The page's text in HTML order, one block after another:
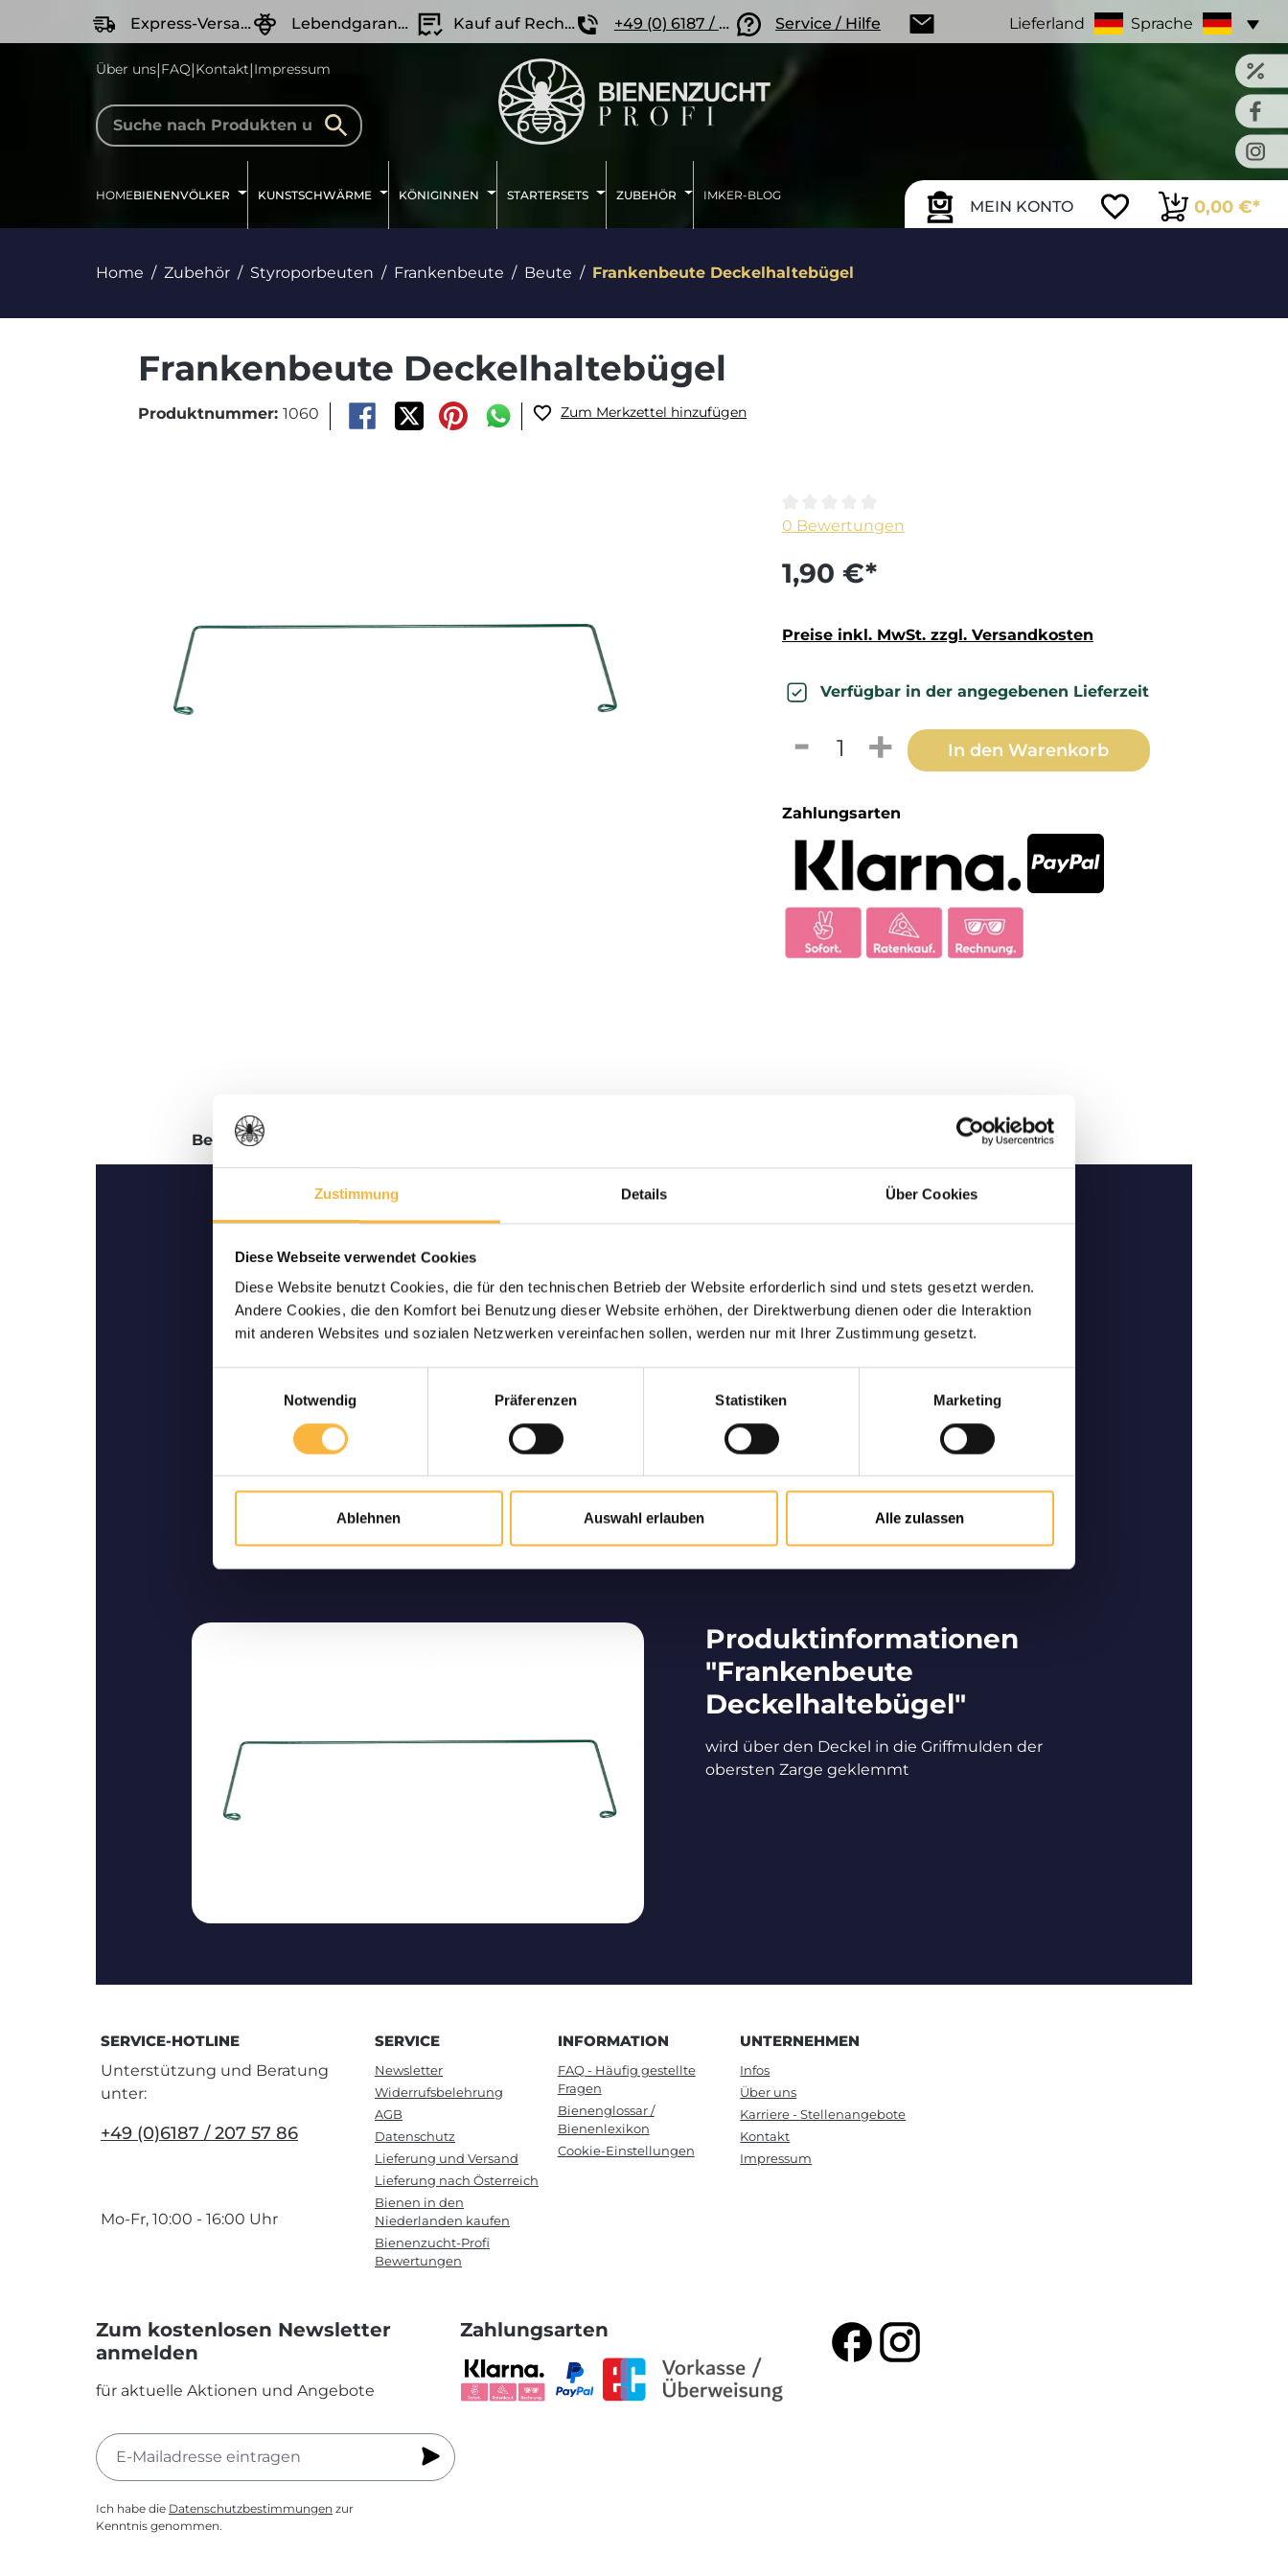
Zustimmung Details Über Cookies
Diese Webseite verwendet Cookies
Diese Website benutzt Cookies, die für den technischen Betrieb der Website erforderlich sind und stets gesetzt werden.
Andere Cookies, die den Komfort bei Benutzung dieser Website erhöhen, der Direktwerbung dienen oder die Interaktion
mit anderen Websites und sozialen Netzwerken vereinfachen sollen, werden nur mit Ihrer Zustimmung gesetzt.
Notwendig
Präferenzen Statistiken Marketing
Ablehnen Auswahl erlauben Alle zulassen
Zur Hauptnavigation springen
Express-Versand Lebendgarantie Kauf auf Rechnung +49 (0) 6187 / 207 57 86 Service / Hilfe Lieferland Sprache
Über uns|FAQ|Kontakt|Impressum
MEIN KONTO 0,00 €*
HOMEBIENENVÖLKER KUNSTSCHWÄRME KÖNIGINNEN STARTERSETS ZUBEHÖR IMKER-BLOG
Home Zubehör Styroporbeuten Frankenbeute Beute Frankenbeute Deckelhaltebügel
Frankenbeute Deckelhaltebügel
Produktnummer: 1060 Zum Merkzettel hinzufügen
Durchschnittliche Bewertung von 0 von 5 Sternen
0 Bewertungen
1,90 €*
Preise inkl. MwSt. zzgl. Versandkosten
Verfügbar in der angegebenen Lieferzeit
Produkt Anzahl: Gib den gewünschten
In den Warenkorb
Zahlungsarten
Beschreibung
Lebende Lieferung garantiert
Wir garantieren Ihnen eine lebende und sichere
Nur hochwertige Bienen
Langjähriger Partner und Spezialist im
deutschsprachigen Raum für den Kauf bzw. Verkauf
von hochwertigen Bienen.
Bienenzucht vom Profi
Wir tragen maßgeblich dazu bei, dass Bienen im
deutschsprachigen Raum vermehrt werden.
Produktinformationen
"Frankenbeute
Deckelhaltebügel"
wird über den Deckel in die Griffmulden der
obersten Zarge geklemmt
SERVICE-HOTLINE
Unterstützung und Beratung
unter:
+49 (0)6187 / 207 57 86
Mo-Fr, 10:00 - 16:00 Uhr
SERVICE
Newsletter
Widerrufsbelehrung
AGB
Datenschutz
Lieferung und Versand
Lieferung nach Österreich
Bienen in den
Niederlanden kaufen
Bienenzucht-Profi
Bewertungen
INFORMATION
FAQ - Häufig gestellte
Fragen
Bienenglossar /
Bienenlexikon
Cookie-Einstellungen
UNTERNEHMEN
Infos
Über uns
Karriere - Stellenangebote
Kontakt
Impressum
Zum kostenlosen Newsletter
anmelden
für aktuelle Aktionen und Angebote
Ich habe die Datenschutzbestimmungen zur
Kenntnis genommen.
Zahlungsarten